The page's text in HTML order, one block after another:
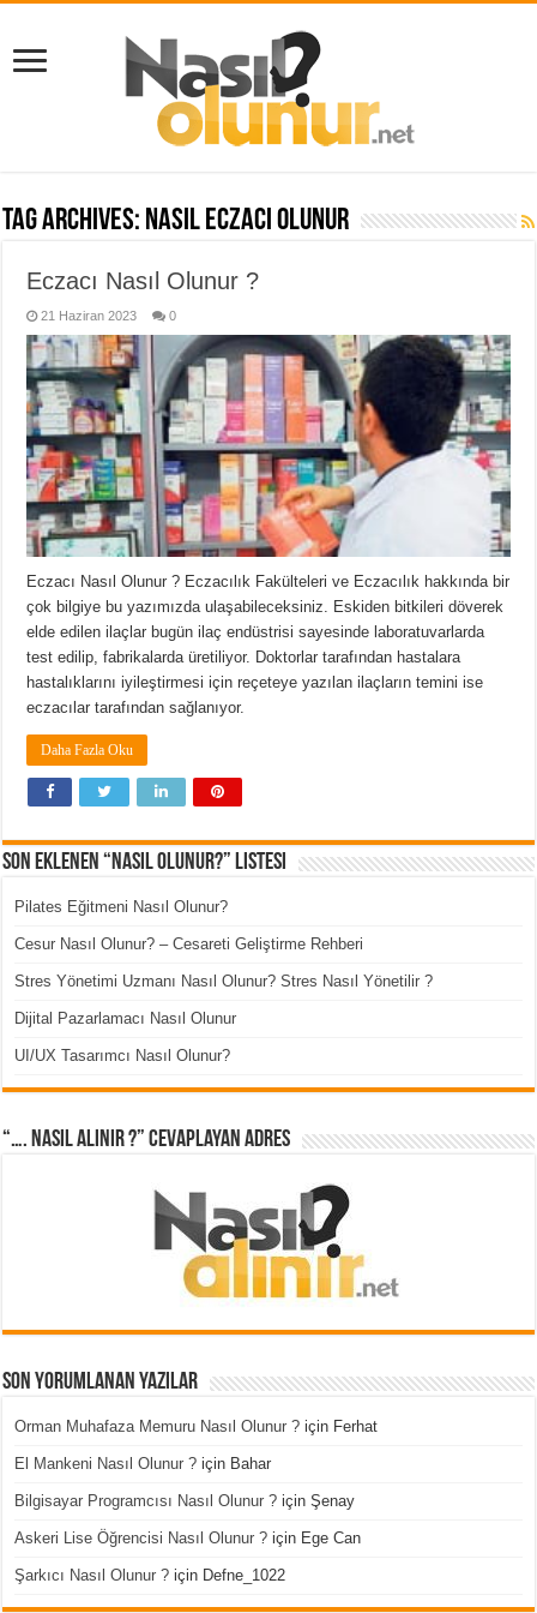
Tag Archives: nasıl eczacı olunur
Eczacı Nasıl Olunur ?
21 Haziran 2023 0
Eczacı Nasıl Olunur ? Eczacılık Fakülteleri ve Eczacılık hakkında bir
çok bilgiye bu yazımızda ulaşabileceksiniz. Eskiden bitkileri döverek
elde edilen ilaçlar bugün ilaç endüstrisi sayesinde laboratuvarlarda
test edilip, fabrikalarda üretiliyor. Doktorlar tarafından hastalara
hastalıklarını iyileştirmesi için reçeteye yazılan ilaçların temini ise
eczacılar tarafından sağlanıyor.
Daha Fazla Oku
Son Eklenen “Nasıl Olunur?” Listesi
Pilates Eğitmeni Nasıl Olunur?
Cesur Nasıl Olunur? – Cesareti Geliştirme Rehberi
Stres Yönetimi Uzmanı Nasıl Olunur? Stres Nasıl Yönetilir ?
Dijital Pazarlamacı Nasıl Olunur
UI/UX Tasarımcı Nasıl Olunur?
“…. Nasıl Alınır ?” cevaplayan adres
Son Yorumlanan Yazılar
Orman Muhafaza Memuru Nasıl Olunur ? için Ferhat
El Mankeni Nasıl Olunur ? için Bahar
Bilgisayar Programcısı Nasıl Olunur ? içinŞenay
Askeri Lise Öğrencisi Nasıl Olunur ? için Ege Can
Şarkıcı Nasıl Olunur ? için Defne_1022